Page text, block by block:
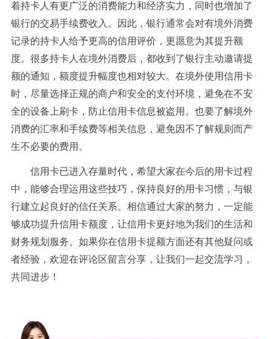
着持卡人有更广泛的消费能力和经济实力，同时也增加了
银行的交易手续费收入。因此，银行通常会对有境外消费
记录的持卡人给予更高的信用评价，更愿意为其提升额
度。很多持卡人在境外消费后，都收到了银行主动邀请提
额的通知，额度提升幅度也相对较大。在境外使用信用卡
时，尽量选择正规的商户和安全的支付环境，避免在不安
全的设备上刷卡，防止信用卡信息被盗用。也要了解境外
消费的汇率和手续费等相关信息，避免因不了解规则而产
生不必要的费用。
信用卡已进入存量时代，希望大家在今后的用卡过程
中，能够合理运用这些技巧，保持良好的用卡习惯，与银
行建立起良好的信任关系。相信通过大家的努力，一定能
够成功提升信用卡额度，让信用卡更好地为我们的生活和
财务规划服务。如果你在信用卡提额方面还有其他疑问或
者经验，欢迎在评论区留言分享，让我们一起交流学习，
共同进步！